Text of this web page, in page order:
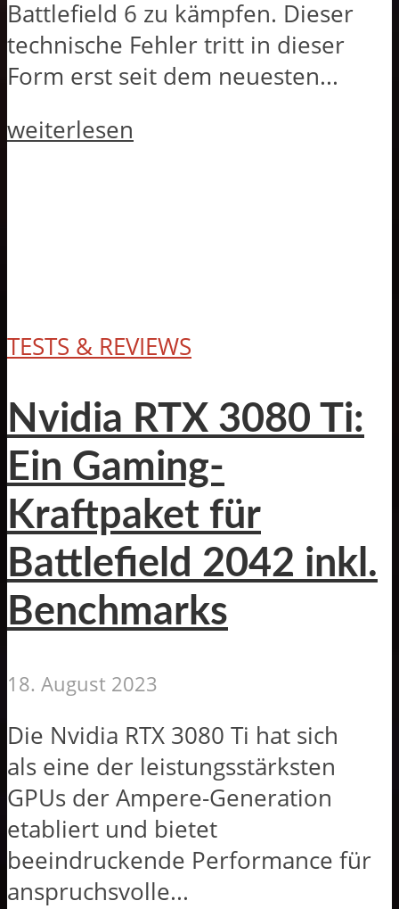
Battlefield 6 zu kämpfen. Dieser
technische Fehler tritt in dieser
Form erst seit dem neuesten...
weiterlesen
TESTS & REVIEWS
Nvidia RTX 3080 Ti:
Ein Gaming-
Kraftpaket für
Battlefield 2042 inkl.
Benchmarks
18. August 2023
Die Nvidia RTX 3080 Ti hat sich
als eine der leistungsstärksten
GPUs der Ampere-Generation
etabliert und bietet
beeindruckende Performance für
anspruchsvolle...